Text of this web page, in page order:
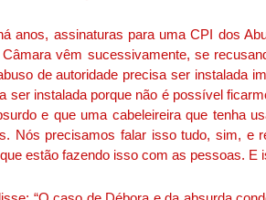
anos, assinaturas para uma CPI dos
vêm sucessivamente, se
de autoridade precisa ser instalada
ser instalada porque não é possível
e que uma cabeleireira que tenha
Nós precisamos falar isso tudo, sim, e
estão fazendo isso com as pessoas. E